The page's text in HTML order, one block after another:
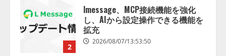
2
lmessage、MCP接続機能を強化
し、AIから設定操作できる機能を
拡充
2026/08/07/13:53:50